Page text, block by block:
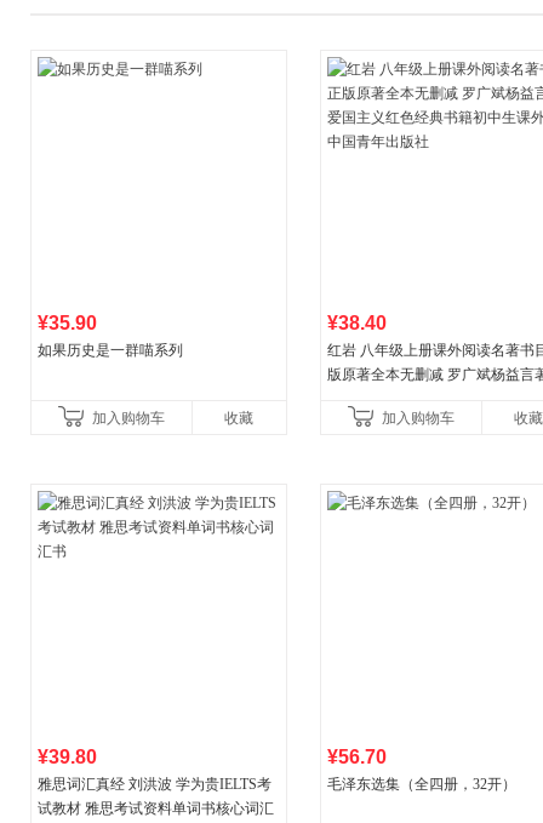
¥35.90
如果历史是一群喵系列
加入购物车 收藏
¥38.40
红岩 八年级上册课外阅读名著书
版原著全本无删减 罗广斌杨益言
国青年出版社加入购物车 收藏
¥39.80
雅思词汇真经 刘洪波 学为贵IELTS考
试教材 雅思考试资料单词书核心词汇
¥56.70
毛泽东选集（全四册，32开）